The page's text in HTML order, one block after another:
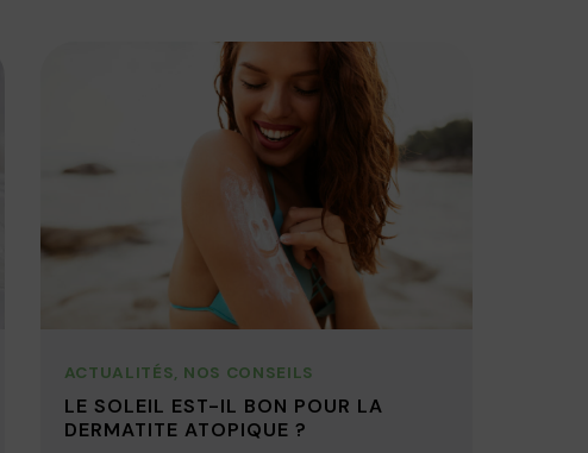
ACTUALITÉS, NOS CONSEILS
LE SOLEIL EST-IL BON POUR LA
DERMATITE ATOPIQUE ?